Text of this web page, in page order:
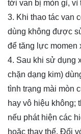
tới van bị mòn gỉ, vì
3. Khi thao tác van
dùng không được
để tăng lực momen
4. Sau khi sử dụng
chặn dạng kim)
tình trạng mài mòn
hay vô hiệu không;
nếu phát hiện các
hoặc thay thế. Đối